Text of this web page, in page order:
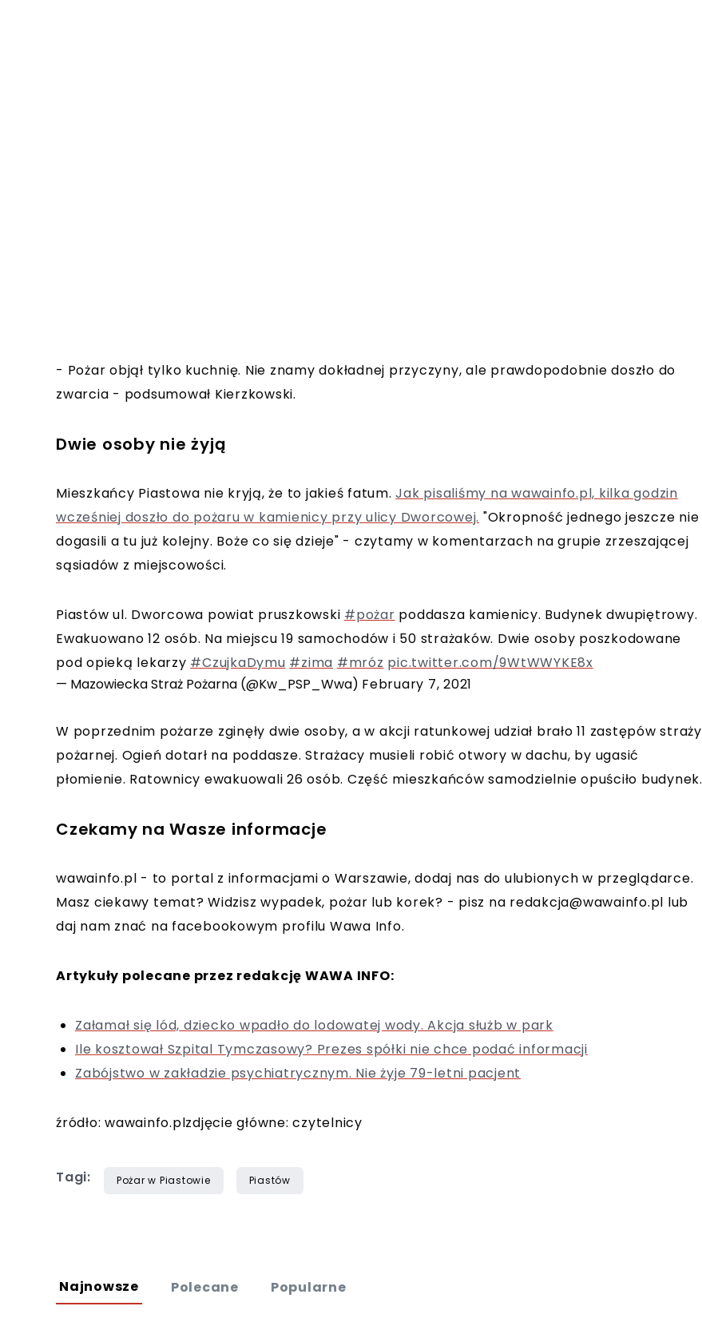
- Pożar objął tylko kuchnię. Nie znamy dokładnej przyczyny, ale prawdopodobnie doszło do
zwarcia - podsumował Kierzkowski.
Dwie osoby nie żyją
Mieszkańcy Piastowa nie kryją, że to jakieś fatum.Jak pisaliśmy na wawainfo.pl, kilka godzin
wcześniej doszło do pożaru w kamienicy przy ulicy Dworcowej. "Okropność jednego jeszcze nie
dogasili a tu już kolejny. Boże co się dzieje" - czytamy w komentarzach na grupie zrzeszającej
sąsiadów z miejscowości.
Piastów ul. Dworcowa powiat pruszkowski #pożar poddasza kamienicy. Budynek dwupiętrowy.
Ewakuowano 12 osób. Na miejscu 19 samochodów i 50 strażaków. Dwie osoby poszkodowane
pod opieką lekarzy #CzujkaDymu #zima #mróz pic.twitter.com/9WtWWYKE8x
— Mazowiecka Straż Pożarna (@Kw_PSP_Wwa) February 7, 2021
W poprzednim pożarze zginęły dwie osoby, a w akcji ratunkowej udział brało 11 zastępów straży
pożarnej. Ogień dotarł na poddasze. Strażacy musieli robić otwory w dachu, by ugasić
płomienie. Ratownicy ewakuowali 26 osób. Część mieszkańców samodzielnie opuściło budynek.
Czekamy na Wasze informacje
wawainfo.pl - to portal z informacjami o Warszawie, dodaj nas do ulubionych w przeglądarce.
Masz ciekawy temat? Widzisz wypadek, pożar lub korek? - pisz na redakcja@wawainfo.pl lub
daj nam znać na facebookowym profilu Wawa Info.
Artykuły polecane przez redakcję WAWA INFO:
Załamał się lód, dziecko wpadło do lodowatej wody. Akcja służb w park
Ile kosztował Szpital Tymczasowy? Prezes spółki nie chce podać informacji
Zabójstwo w zakładzie psychiatrycznym. Nie żyje 79-letni pacjent
źródło: wawainfo.plzdjęcie główne: czytelnicy
Tagi: Pożar w Piastowie Piastów
Najnowsze Polecane Popularne